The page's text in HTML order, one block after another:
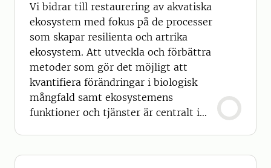
Vi bidrar till restaurering av akvatiska
ekosystem med fokus på de processer
som skapar resilienta och artrika
ekosystem. Att utveckla och förbättra
metoder som gör det möjligt att
kvantifiera förändringar i biologisk
mångfald samt ekosystemens
funktioner och tjänster är centralt i